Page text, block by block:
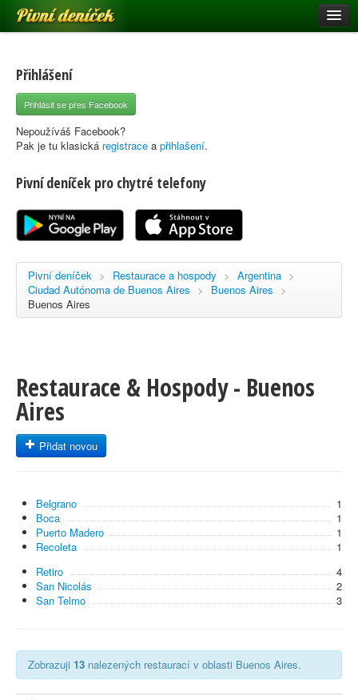
Pivní deníček
Pivní mapa
Pivní značky
Nápověda
Registrace
Přihlášení
Přihlásit se přes Facebook
Nepoužíváš Facebook?
Pak je tu klasická registrace a přihlašení.
Pivní deníček pro chytré telefony
Pivní deníček > Restaurace a hospody > Argentina >
Ciudad Autónoma de Buenos Aires > Buenos Aires >
Buenos Aires
Restaurace & Hospody - Buenos
Aires
Přidat novou
Belgrano
1
Boca
1
Puerto Madero
1
Recoleta
1
Retiro
4
San Nicolás
2
San Telmo
3
Zobrazuji 13 nalezených restaurací v oblasti Buenos Aires.